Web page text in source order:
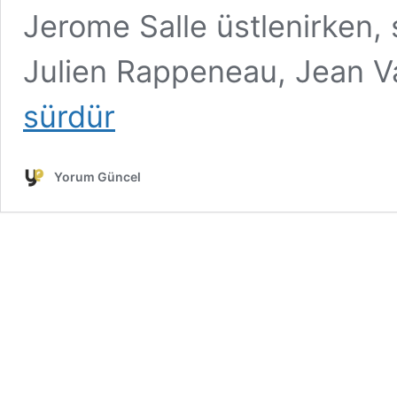
Jerome Salle üstlenirken,
Julien Rappeneau, Jean
sürdür
Yorum Güncel